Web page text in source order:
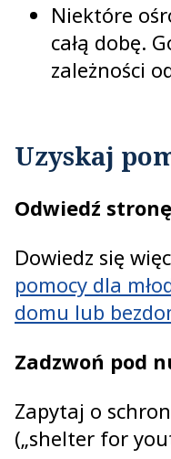
Niektóre
całą dobę.
zależności
Uzyskaj
Odwiedź
Dowiedz się
pomocy dla
domu lub
Zadzwoń pod
Zapytaj o
(„shelter for